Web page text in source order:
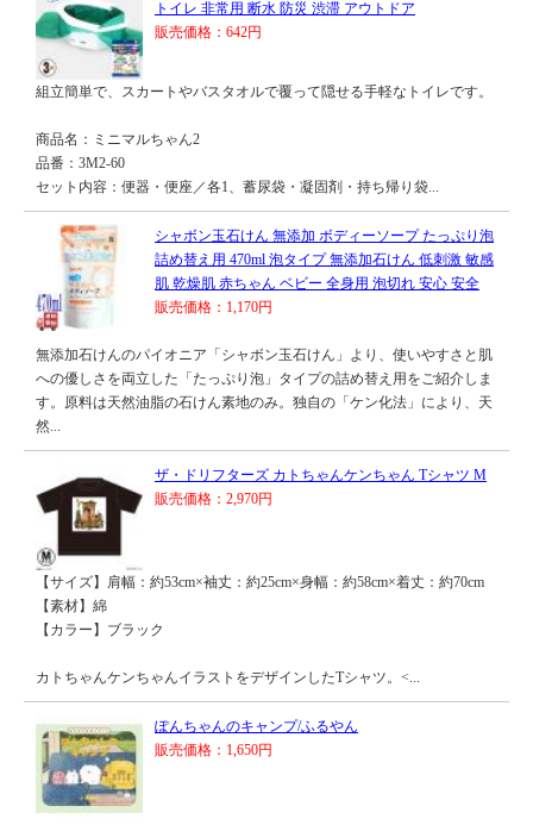
トイレ 非常用 断水 防災 渋滞 アウトドア
販売価格：642円
組立簡単で、スカートやバスタオルで覆って隠せる手軽なトイレです。
商品名：ミニマルちゃん2
品番：3M2-60
セット内容：便器・便座／各1、蓄尿袋・凝固剤・持ち帰り袋...
シャボン玉石けん 無添加 ボディーソープ たっぷり泡
詰め替え用 470ml 泡タイプ 無添加石けん 低刺激 敏感
肌 乾燥肌 赤ちゃん ベビー 全身用 泡切れ 安心 安全
販売価格：1,170円
無添加石けんのパイオニア「シャボン玉石けん」より、使いやすさと肌
への優しさを両立した「たっぷり泡」タイプの詰め替え用をご紹介しま
す。原料は天然油脂の石けん素地のみ。独自の「ケン化法」により、天
然...
ザ・ドリフターズ カトちゃんケンちゃん Tシャツ M
販売価格：2,970円
【サイズ】肩幅：約53cm×袖丈：約25cm×身幅：約58cm×着丈：約70cm
【素材】綿
【カラー】ブラック
カトちゃんケンちゃんイラストをデザインしたTシャツ。<...
ぽんちゃんのキャンプ/ふるやん
販売価格：1,650円